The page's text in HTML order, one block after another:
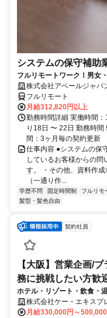
システムの保守補助
フルリモートワーク！男女
株式会社アベールジャパ
フルリモート
月給312,820円以上
勤務時間詳細 実働時間
り18日 〜 22日 勤務時
間：3ヶ月毎の契約更新
仕事内容 ●システムの保
しているお客様からの問
す。 ・その他、資料作
（一通り作...
学歴不問 固定時間制 フルリモ
髪型・髪色自由
契約社員
【大阪】営業企画/
務に挑戦したい方歓
ホテル・リゾート・飲食・
に展開するカトープレジャ
キスプレスにて、ギフト事
株式会社ケー・エキスプ
月給330,000円～